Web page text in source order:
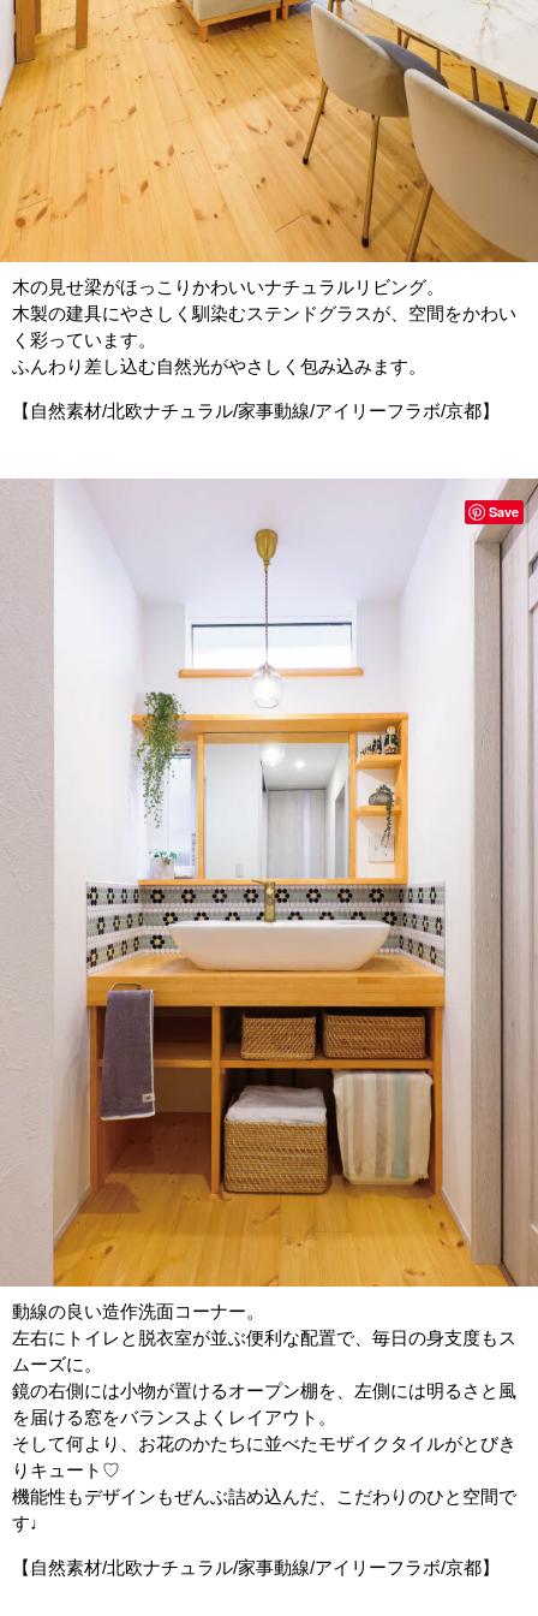
木の見せ梁がほっこりかわいいナチュラルリビング。
木製の建具にやさしく馴染むステンドグラスが、空間をかわい
く彩っています。
ふんわり差し込む自然光がやさしく包み込みます。
【自然素材/北欧ナチュラル/家事動線/アイリーフラボ/京都】
動線の良い造作洗面コーナー。
左右にトイレと脱衣室が並ぶ便利な配置で、毎日の身支度もス
ムーズに。
鏡の右側には小物が置けるオープン棚を、左側には明るさと風
を届ける窓をバランスよくレイアウト。
そして何より、お花のかたちに並べたモザイクタイルがとびき
りキュート♡
機能性もデザインもぜんぶ詰め込んだ、こだわりのひと空間で
す♩
【自然素材/北欧ナチュラル/家事動線/アイリーフラボ/京都】
Save